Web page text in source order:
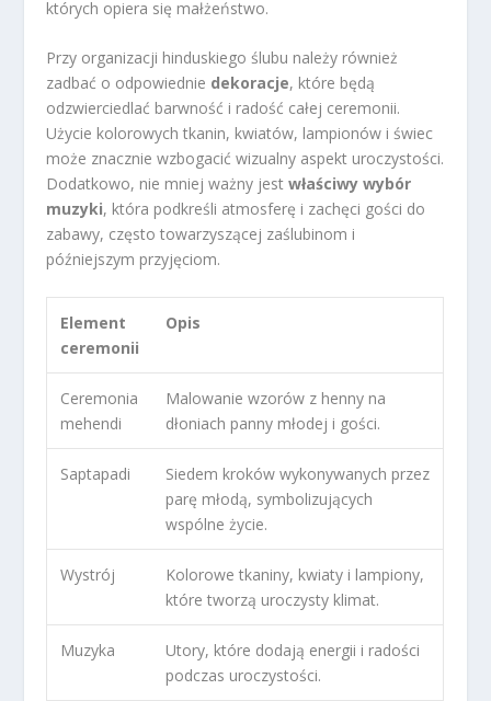
których opiera się małżeństwo.
Przy organizacji hinduskiego ślubu należy również
zadbać o odpowiednie dekoracje, które będą
odzwierciedlać barwność i radość całej ceremonii.
Użycie kolorowych tkanin, kwiatów, lampionów i świec
może znacznie wzbogacić wizualny aspekt uroczystości.
Dodatkowo, nie mniej ważny jestwłaściwy wybór
muzyki, która podkreśli atmosferę i zachęci gości do
zabawy, często towarzyszącej zaślubinom i
późniejszym przyjęciom.
Element
ceremonii
Opis
Ceremonia
mehendi
Malowanie wzorów z henny na
dłoniach panny młodej i gości.
Saptapadi
Siedem kroków wykonywanych przez
parę młodą, symbolizujących
wspólne życie.
Wystrój
Kolorowe tkaniny, kwiaty i lampiony,
które tworzą uroczysty klimat.
Muzyka
Utory, które dodają energii i radości
podczas uroczystości.